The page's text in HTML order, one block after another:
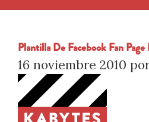
Plantilla De Facebook Fan
16 noviembre 2010